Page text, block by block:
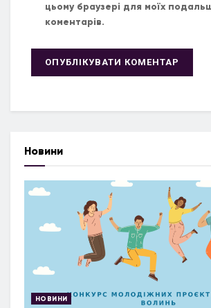
цьому браузері для моїх
коментарів.
Новини
НОВИНИ